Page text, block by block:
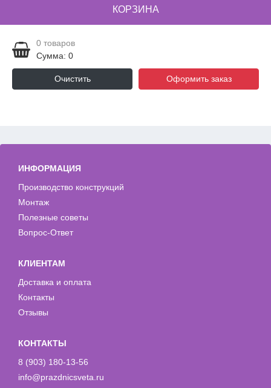
КОРЗИНА
0 товаров
Сумма: 0
Очистить Оформить заказ
ИНФОРМАЦИЯ
Производство конструкций
Монтаж
Полезные советы
Вопрос-Ответ
КЛИЕНТАМ
Доставка и оплата
Контакты
Отзывы
КОНТАКТЫ
8 (903) 180-13-56
info@prazdnicsveta.ru